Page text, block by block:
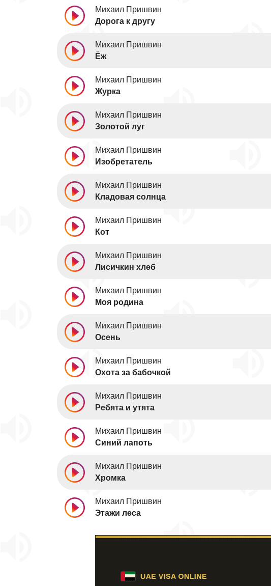
Михаил Пришвин
Дорога к другу
Михаил Пришвин
Ёж
Михаил Пришвин
Журка
Михаил Пришвин
Золотой луг
Михаил Пришвин
Изобретатель
Михаил Пришвин
Кладовая солнца
Михаил Пришвин
Кот
Михаил Пришвин
Лисичкин хлеб
Михаил Пришвин
Моя родина
Михаил Пришвин
Осень
Михаил Пришвин
Охота за бабочкой
Михаил Пришвин
Ребята и утята
Михаил Пришвин
Синий лапоть
Михаил Пришвин
Хромка
Михаил Пришвин
Этажи леса